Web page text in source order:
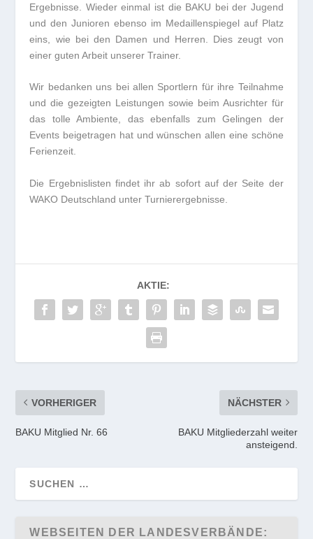
Ergebnisse. Wieder einmal ist die BAKU bei der Jugend
und den Junioren ebenso im Medaillenspiegel auf Platz
eins, wie bei den Damen und Herren. Dies zeugt von
einer guten Arbeit unserer Trainer.
Wir bedanken uns bei allen Sportlern für ihre Teilnahme
und die gezeigten Leistungen sowie beim Ausrichter für
das tolle Ambiente, das ebenfalls zum Gelingen der
Events beigetragen hat und wünschen allen eine schöne
Ferienzeit.
Die Ergebnislisten findet ihr ab sofort auf der Seite der
WAKO Deutschland unter Turnierergebnisse.
AKTIE:
VORHERIGER
BAKU Mitglied Nr. 66
NÄCHSTER
BAKU Mitgliederzahl weiter
ansteigend.
WEBSEITEN DER LANDESVERBÄNDE: